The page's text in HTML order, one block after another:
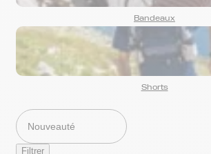
Bandeaux
Shorts
Filtrer